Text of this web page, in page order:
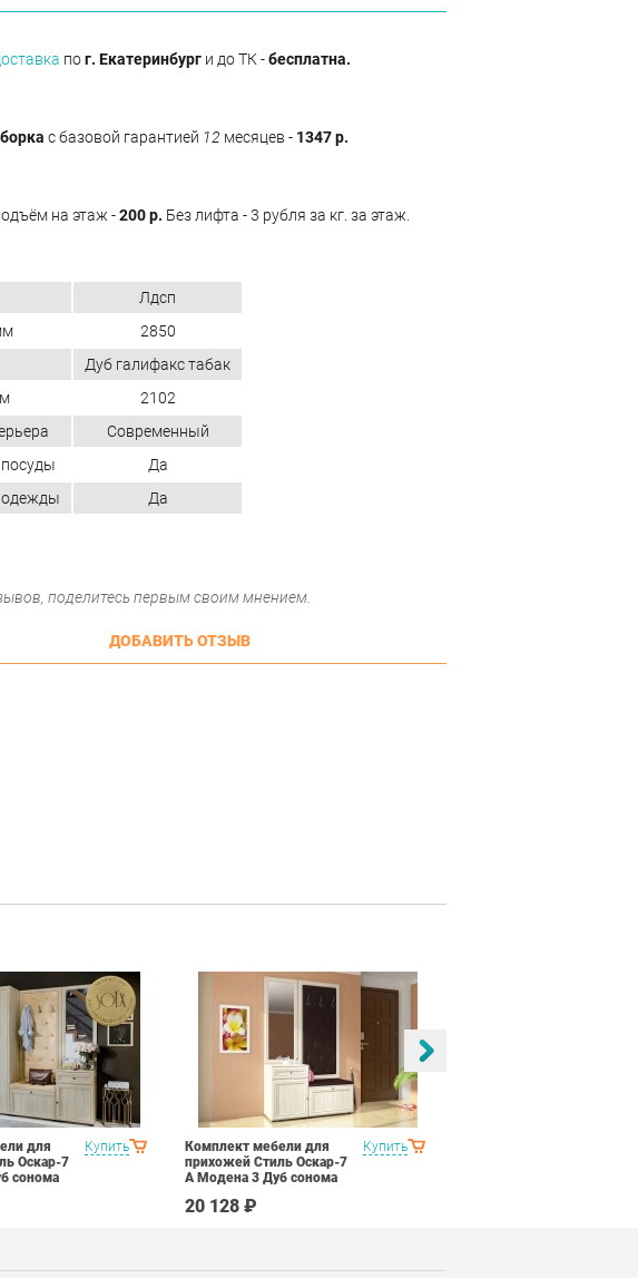
пог. Екатеринбург и до ТК -бесплатна.
с базовой гарантией 12 месяцев - 1347 р.
на этаж -200 р. Без лифта - 3 рубля за кг. за этаж.
Лдсп
2850
Дуб галифакс табак
2102
Современный
Да
Да
поделитесь первым своим мнением.
ДОБАВИТЬ ОТЗЫВ
Купить
для
Оскар-7
сонома
Купить
Комплект мебели для
прихожей Стиль Оскар-7
А Модена 3 Дуб сонома
20 128 ₽